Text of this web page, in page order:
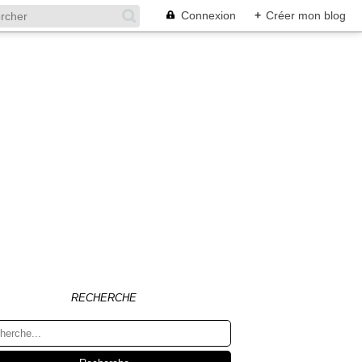
Connexion + Créer mon blog
RECHERCHE